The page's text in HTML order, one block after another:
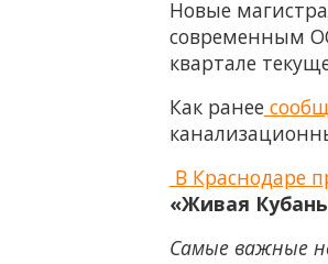
Новые
современным
квартале
Как ранее
В Краснодаре
«Живая
Самые важные